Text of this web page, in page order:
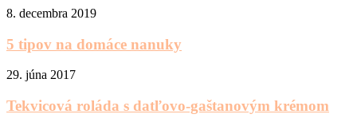
8. decembra 2019
5 tipov na domáce nanuky
29. júna 2017
Tekvicová roláda s datľovo-gaštanovým krémom